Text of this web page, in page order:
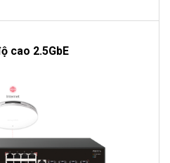
cao 2.5GbE